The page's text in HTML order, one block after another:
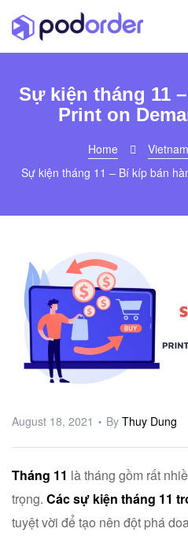
Sự kiện tháng 11
Print on
Home
Sự kiện tháng 11 – Bí kíp bán
August 18, 2021 By Thuy Dung
Tháng 11 là tháng gồm rất
trọng. Các sự kiện tháng 11
tuyệt vời để tạo nên đột phá